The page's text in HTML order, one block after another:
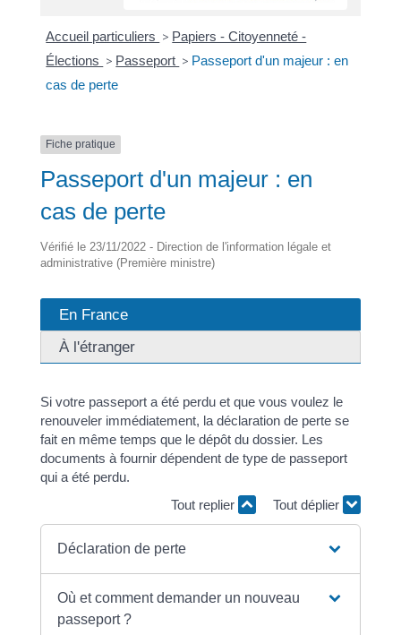
Accueil particuliers > Papiers - Citoyenneté -
Élections > Passeport > Passeport d'un majeur : en
cas de perte
Fiche pratique
Passeport d'un majeur : en
cas de perte
Vérifié le 23/11/2022 - Direction de l'information légale et
administrative (Première ministre)
En France
À l'étranger
Si votre passeport a été perdu et que vous voulez le
renouveler immédiatement, la déclaration de perte se
fait en même temps que le dépôt du dossier. Les
documents à fournir dépendent de type de passeport
qui a été perdu.
Tout replier
Tout déplier
Déclaration de perte
Où et comment demander un nouveau
passeport ?